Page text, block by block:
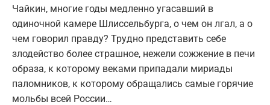
Чайкин, многие годы медленно угасавший в
одиночной камере Шлиссельбурга, о чем он лгал, а о
чем говорил правду? Трудно представить себе
злодейство более страшное, нежели сожжение в печи
образа, к которому веками припадали мириады
паломников, к которому обращались самые горячие
мольбы всей России…